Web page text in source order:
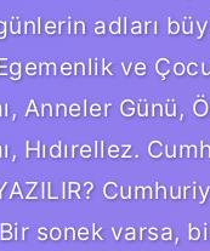
adları
ve
Anneler Günü,
Hıdırellez.
Bir sonek varsa,